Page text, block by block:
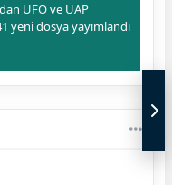
UFO ve UAP
yeni dosya yayımlandı